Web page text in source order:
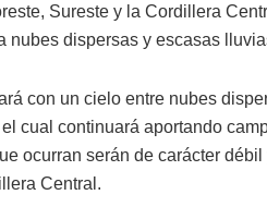
Sureste y la Cordillera
nubes dispersas y escasas
con un cielo entre nubes
cual continuará aportando
ocurran serán de carácter
Central.